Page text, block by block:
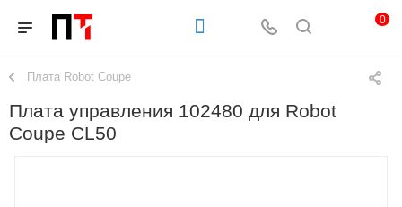
0
Плата Robot Coupe
Плата управления 102480 для Robot
Coupe CL50